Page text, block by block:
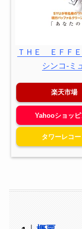
ＴＨＥ ＥＦＦ
シンコ-ミ
楽天市場
Yahooショッピ
タワーレコー